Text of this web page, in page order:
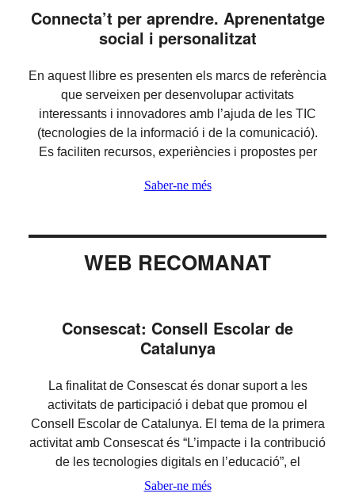
Connecta’t per aprendre. Aprenentatge
social i personalitzat
En aquest llibre es presenten els marcs de referència
que serveixen per desenvolupar activitats
interessants i innovadores amb l’ajuda de les TIC
(tecnologies de la informació i de la comunicació).
Es faciliten recursos, experiències i propostes per
Saber-ne més
WEB RECOMANAT
Consescat: Consell Escolar de
Catalunya
La finalitat de Consescat és donar suport a les
activitats de participació i debat que promou el
Consell Escolar de Catalunya. El tema de la primera
activitat amb Consescat és “L’impacte i la contribució
de les tecnologies digitals en l’educació”, el
Saber-ne més